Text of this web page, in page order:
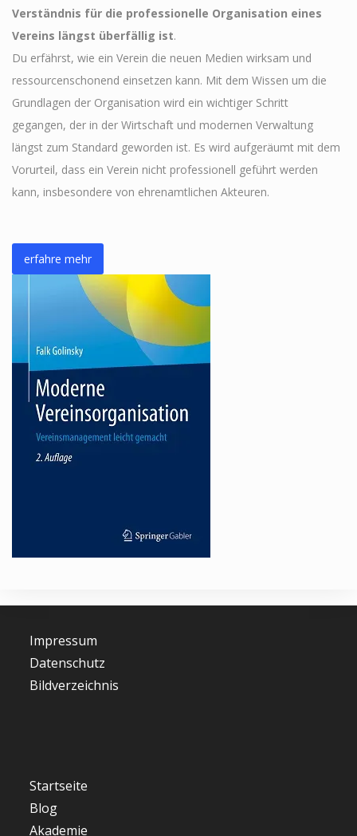
Verständnis für die professionelle Organisation eines
Vereins längst überfällig ist.
Du erfährst, wie ein Verein die neuen Medien wirksam und
ressourcenschonend einsetzen kann. Mit dem Wissen um die
Grundlagen der Organisation wird ein wichtiger Schritt
gegangen, der in der Wirtschaft und modernen Verwaltung
längst zum Standard geworden ist. Es wird aufgeräumt mit dem
Vorurteil, dass ein Verein nicht professionell geführt werden
kann, insbesondere von ehrenamtlichen Akteuren.
erfahre mehr
Impressum
Datenschutz
Bildverzeichnis
Startseite
Blog
Akademie